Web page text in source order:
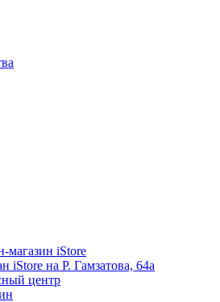
магазин iStore
iStore на Р. Гамзатова, 64а
центр